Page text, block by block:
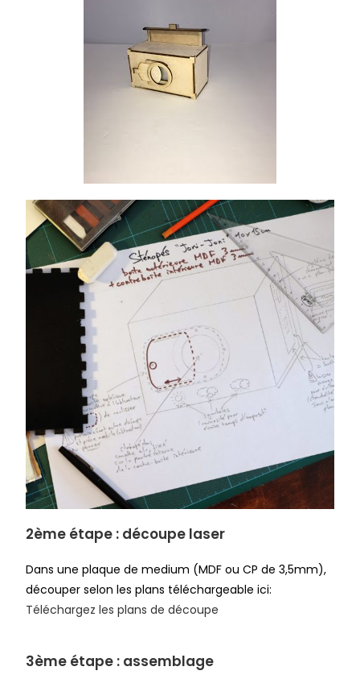
2ème étape : découpe laser
Dans une plaque de medium (MDF ou CP de 3,5mm),
découper selon les plans téléchargeable ici:
Téléchargez les plans de découpe
3ème étape : assemblage